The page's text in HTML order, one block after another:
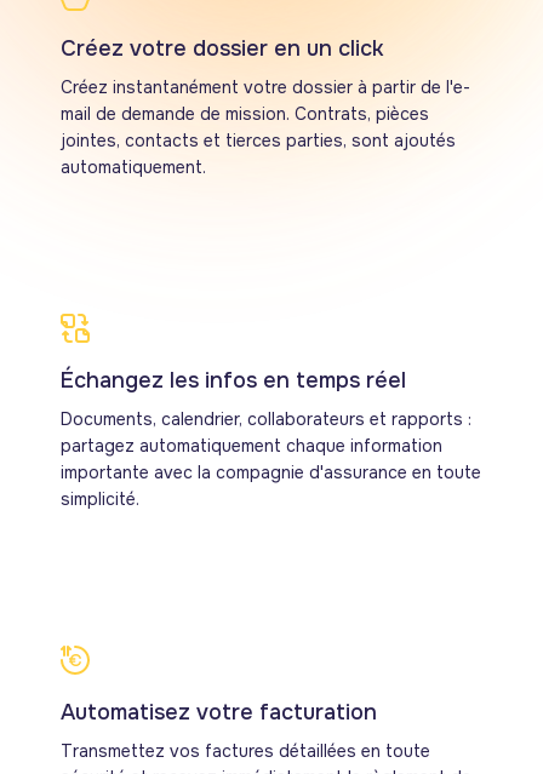
Créez votre dossier en un click
Créez instantanément votre dossier à partir de l'e-
mail de demande de mission. Contrats, pièces
jointes, contacts et tierces parties, sont ajoutés
automatiquement.
Échangez les infos en temps réel
Documents, calendrier, collaborateurs et rapports :
partagez automatiquement chaque information
importante avec la compagnie d'assurance en toute
simplicité.
Automatisez votre facturation
Transmettez vos factures détaillées en toute